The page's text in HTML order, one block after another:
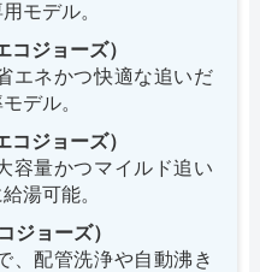
モデル。
ジョーズ）
エネかつ快適な追いだ
デル。
ジョーズ）
容量かつマイルド追い
湯可能。
ジョーズ）
、配管洗浄や自動沸き